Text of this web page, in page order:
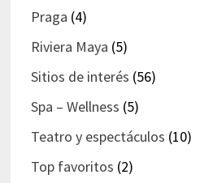
Praga (4)
Riviera Maya (5)
Sitios de interés (56)
Spa – Wellness (5)
Teatro y espectáculos (10)
Top favoritos (2)